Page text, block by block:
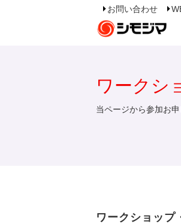
お問い合わせ
ワークシ
当ページから参加お申
ワークショップ